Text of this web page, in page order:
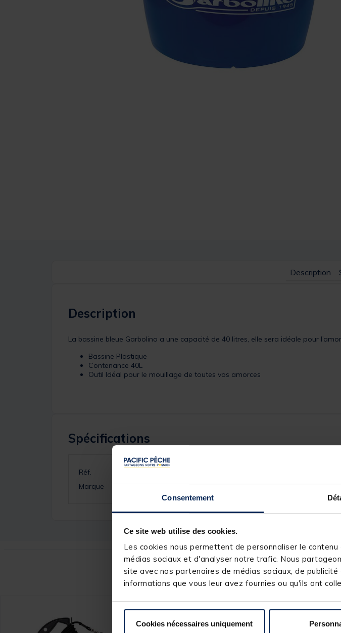
Consentement
Ce site web utilise des cookies.
Les cookies nous permettent de personnaliser le
médias sociaux et d'analyser notre trafic. Nous
site avec nos partenaires de médias sociaux, de
informations que vous leur avez fournies ou qu'ils ont
Cookies nécessaires uniquement
Description
Description
La bassine bleue Garbolino a une capacité de 40 litres, elle sera idéale pour
Bassine Plastique
Contenance 40L
Outil Idéal pour le mouillage de toutes vos amorces
Spécifications
Réf.
Marque
SERT
Ces produits